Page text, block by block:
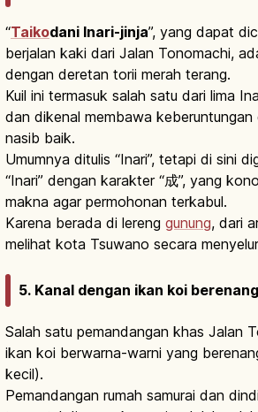
“Taikodani Inari-jinja”, yang dapat
berjalan kaki dari Jalan Tonomachi,
dengan deretan torii merah terang.
Kuil ini termasuk salah satu dari lima
dan dikenal membawa keberuntungan
nasib baik.
Umumnya ditulis “Inari”, tetapi di sini
“Inari” dengan karakter “成”, yang
makna agar permohonan terkabul.
Karena berada di lereng gunung, dari
melihat kota Tsuwano secara
5. Kanal dengan ikan koi berenang
Salah satu pemandangan khas Jalan
ikan koi berwarna-warni yang
kecil).
Pemandangan rumah samurai dan